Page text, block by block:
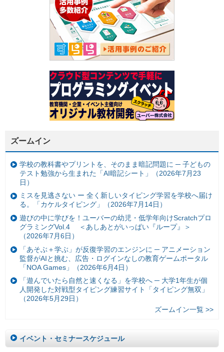
ズームイン
学校の教科書やプリントを、そのまま暗記問題に ─ 子どもの
テスト勉強から生まれた「AI暗記シート」（2026年7月23
日）
ミスを見逃さない ー 全く新しいタイピング学習を学校へ届け
る。「カケルタイピング」（2026年7月14日）
遊びの中に学びを！ユーバーの幼児・低学年向けScratchプロ
グラミングVol.4 ＜あしあとがいっぱい『ループ』＞
（2026年7月6日）
「あそぶ＋学ぶ」が反復学習のエンジンに ─ アニメーション
監督がAIと挑む、広告・ログインなしの教育ゲームポータル
「NOA Games」（2026年6月4日）
「遊んでいたら自然と速くなる」を学校へ ─ 大学1年生が個
人開発した対戦型タイピング練習サイト「タイピング無双」
（2026年5月29日）
ズームイン一覧 >>
イベント・セミナースケジュール